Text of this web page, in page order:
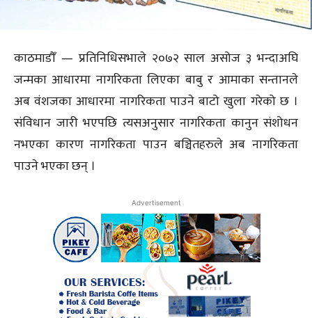
काठमाडौँ — प्रतिनिधिसभाले २०७२ साल असोज ३ भन्दाअघि
जन्मका आधारमा नागरिकता लिएका बाबु र आमाका सन्तानले
अब वंशजका आधारमा नागरिकता पाउने बाटो खुला गरेको छ ।
संविधान जारी भएपछि त्यसअनुसार नागरिकता कानुन संशोधन
नभएका कारण नागरिकता पाउन बञ्चितहरुले अब नागरिकता
पाउने भएका छन् ।
Advertisement